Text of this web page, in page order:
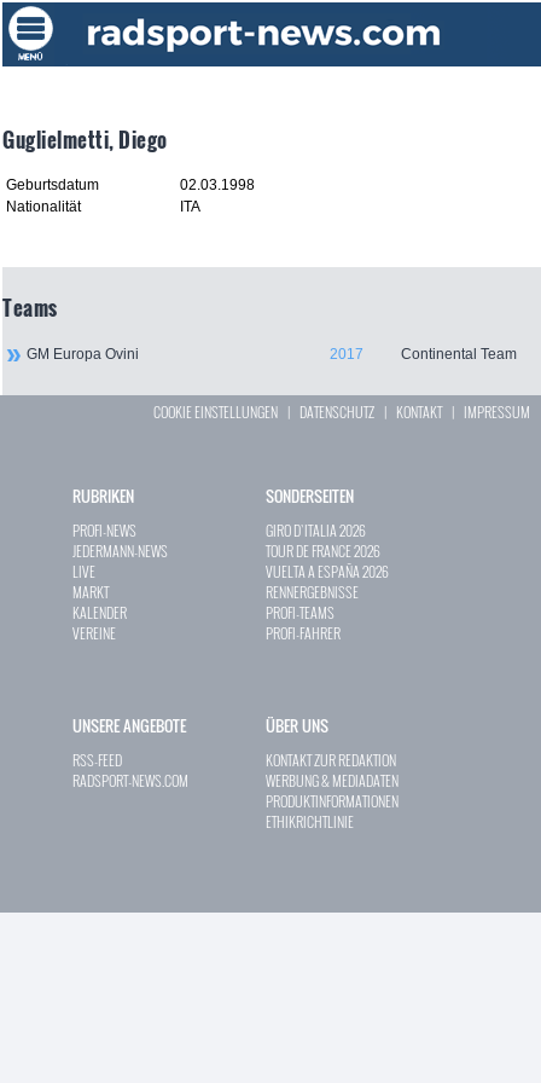
Guglielmetti, Diego
Geburtsdatum
02.03.1998
Nationalität
ITA
Teams
GM Europa Ovini 2017 Continental Team
COOKIE EINSTELLUNGEN | DATENSCHUTZ | KONTAKT| IMPRESSUM
RUBRIKEN
PROFI-NEWS
JEDERMANN-NEWS
LIVE
MARKT
KALENDER
VEREINE
SONDERSEITEN
GIRO D`ITALIA 2026
TOUR DE FRANCE 2026
VUELTA A ESPAÑA 2026
RENNERGEBNISSE
PROFI-TEAMS
PROFI-FAHRER
UNSERE ANGEBOTE
RSS-FEED
RADSPORT-NEWS.COM
ÜBER UNS
KONTAKT ZUR REDAKTION
WERBUNG & MEDIADATEN
PRODUKTINFORMATIONEN
ETHIKRICHTLINIE